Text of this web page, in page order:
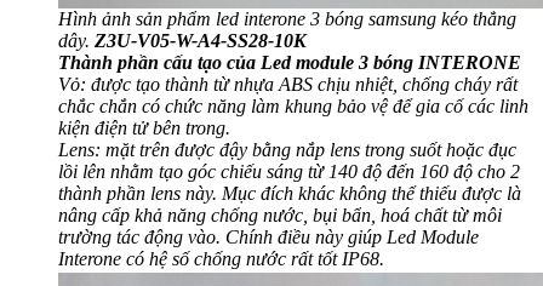
Hình ảnh sản phẩm led interone 3 bóng samsung kéo thẳng
dây. Z3U-V05-W-A4-SS28-10K
Thành phần cấu tạo của Led module 3 bóng INTERONE
Vỏ: được tạo thành từ nhựa ABS chịu nhiệt, chống cháy rất
chắc chắn có chức năng làm khung bảo vệ để gia cố các linh
kiện điện tử bên trong.
Lens: mặt trên được đậy bằng nắp lens trong suốt hoặc đục
lồi lên nhằm tạo góc chiếu sáng từ 140 độ đến 160 độ cho 2
thành phần lens này. Mục đích khác không thể thiếu được là
nâng cấp khả năng chống nước, bụi bẩn, hoá chất từ môi
trường tác động vào. Chính điều này giúp Led Module
Interone có hệ số chống nước rất tốt IP68.